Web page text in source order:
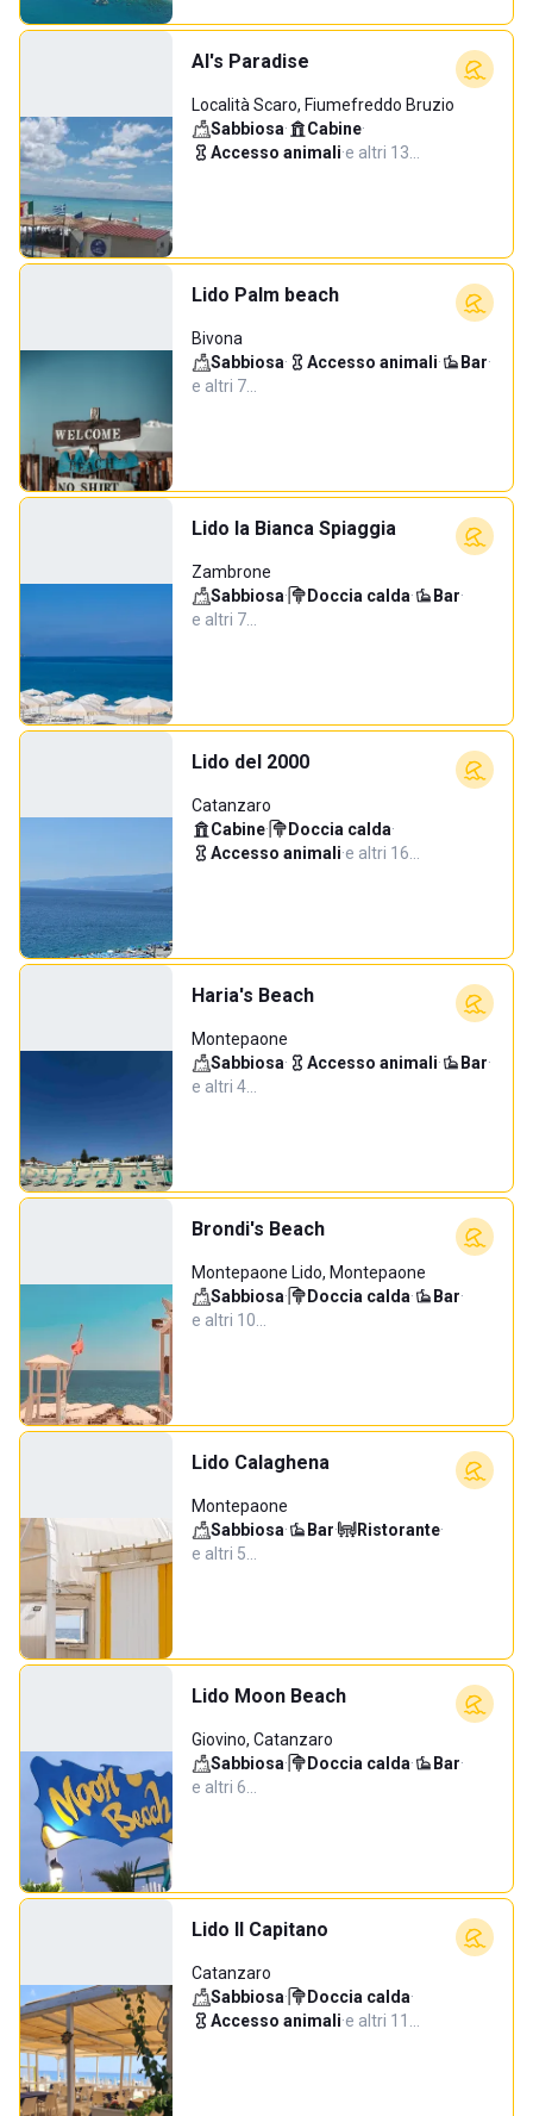
Al's Paradise
Località Scaro, Fiumefreddo Bruzio
Sabbiosa· Cabine·
Accesso animali·e altri 13…
Lido Palm beach
Bivona
Sabbiosa· Accesso animali· Bar·
e altri 7…
Lido la Bianca Spiaggia
Zambrone
Sabbiosa· Doccia calda· Bar·
e altri 7…
Lido del 2000
Catanzaro
Cabine· Doccia calda·
Accesso animali·e altri 16…
Haria's Beach
Montepaone
Sabbiosa· Accesso animali· Bar·
e altri 4…
Brondi's Beach
Montepaone Lido, Montepaone
Sabbiosa· Doccia calda· Bar·
e altri 10…
Lido Calaghena
Montepaone
Sabbiosa· Bar· Ristorante·
e altri 5…
Lido Moon Beach
Giovino, Catanzaro
Sabbiosa· Doccia calda· Bar·
e altri 6…
Lido Il Capitano
Catanzaro
Sabbiosa· Doccia calda·
Accesso animali·e altri 11…